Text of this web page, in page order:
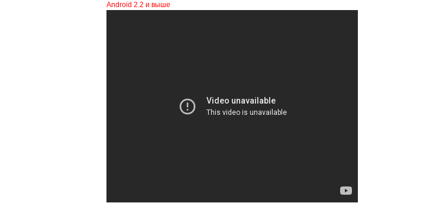
Android 2.2 и выше